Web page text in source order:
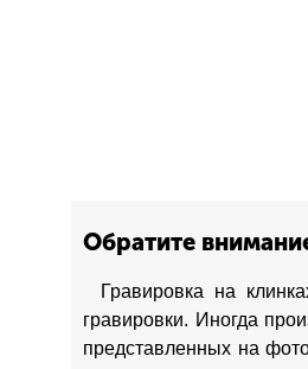
Обратите
Гравировка на
гравировки. Иногда
представленных на